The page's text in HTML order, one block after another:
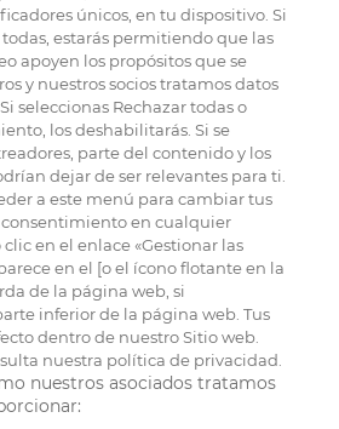
únicos, en tu dispositivo. Si
estarás permitiendo que las
apoyen los propósitos que se
y nuestros socios tratamos datos
seleccionas Rechazar todas o
los deshabilitarás. Si se
parte del contenido y los
dejar de ser relevantes para ti.
a este menú para cambiar tus
en cualquier
en el enlace «Gestionar las
en el [o el ícono flotante en la
de la página web, si
inferior de la página web. Tus
dentro de nuestro Sitio web.
nuestra política de privacidad.
nuestros asociados tratamos